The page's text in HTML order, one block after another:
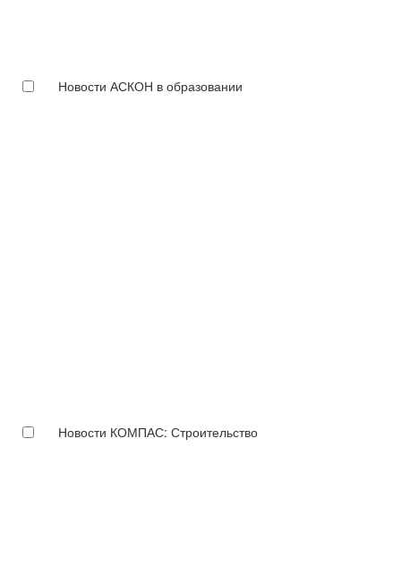
Новости АСКОН в образовании
Новости КОМПАС: Строительство